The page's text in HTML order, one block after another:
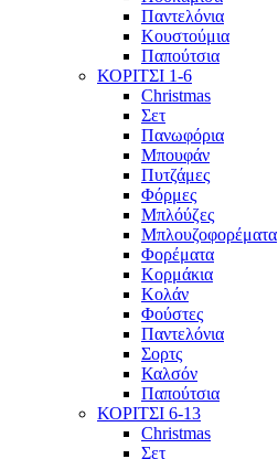
Παντελόνια
Κουστούμια
Παπούτσια
ΚΟΡΙΤΣΙ 1-6
Christmas
Σετ
Πανωφόρια
Μπουφάν
Πυτζάμες
Φόρμες
Μπλόύζες
Μπλουζοφορέματα
Φορέματα
Κορμάκια
Κολάν
Φούστες
Παντελόνια
Σορτς
Καλσόν
Παπούτσια
ΚΟΡΙΤΣΙ 6-13
Christmas
Σετ